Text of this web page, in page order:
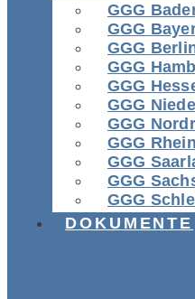
GGG
GGG
GGG
GGG
GGG
GGG
GGG
GGG
GGG
GGG
GGG
DOKUMENTE